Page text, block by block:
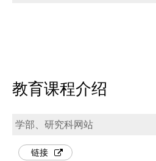
教育课程介绍
学部、研究科网站
链接